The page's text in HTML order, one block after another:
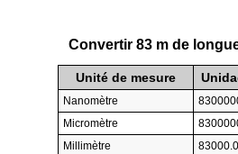
Convertir 83 m de
Unité de mesure
Nanomètre
Micromètre
Millimètre